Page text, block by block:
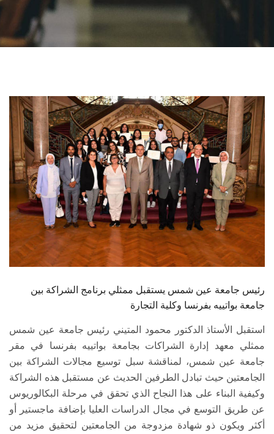
الأنظمة الذكية
الطلاب
هيئة التدريس
الدراسات العليا
الخريجين
الموظفون
الزائـرون
سجل الان
رئيس جامعة عين شمس يستقبل ممثلي برنامج الشراكة بين
جامعة بواتييه بفرنسا وكلية التجارة
استقبل الأستاذ الدكتور محمود المتيني رئيس جامعة عين شمس
ممثلي معهد إدارة الشراكات بجامعة بواتييه بفرنسا في مقر
جامعة عين شمس، لمناقشة سبل توسيع مجالات الشراكة بين
الجامعتين حيث تبادل الطرفين الحديث عن مستقبل هذه الشراكة
وكيفية البناء على هذا النجاح الذي تحقق في مرحلة البكالوريوس
عن طريق التوسع في مجال الدراسات العليا بإضافة ماجستير أو
أكثر ويكون ذو شهادة مزدوجة من الجامعتين لتحقيق مزيد من